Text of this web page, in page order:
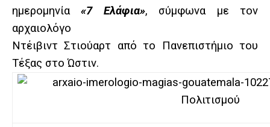
ημερομηνία«7 Ελάφια», σύμφωνα με τον
αρχαιολόγο
Ντέιβιντ Στιούαρτ από το Πανεπιστήμιο του
Τέξας στο Ώστιν.